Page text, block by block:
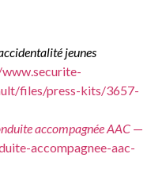
jeunes
files/press-kits/3657-
accompagnée AAC —
accompagnee-aac-